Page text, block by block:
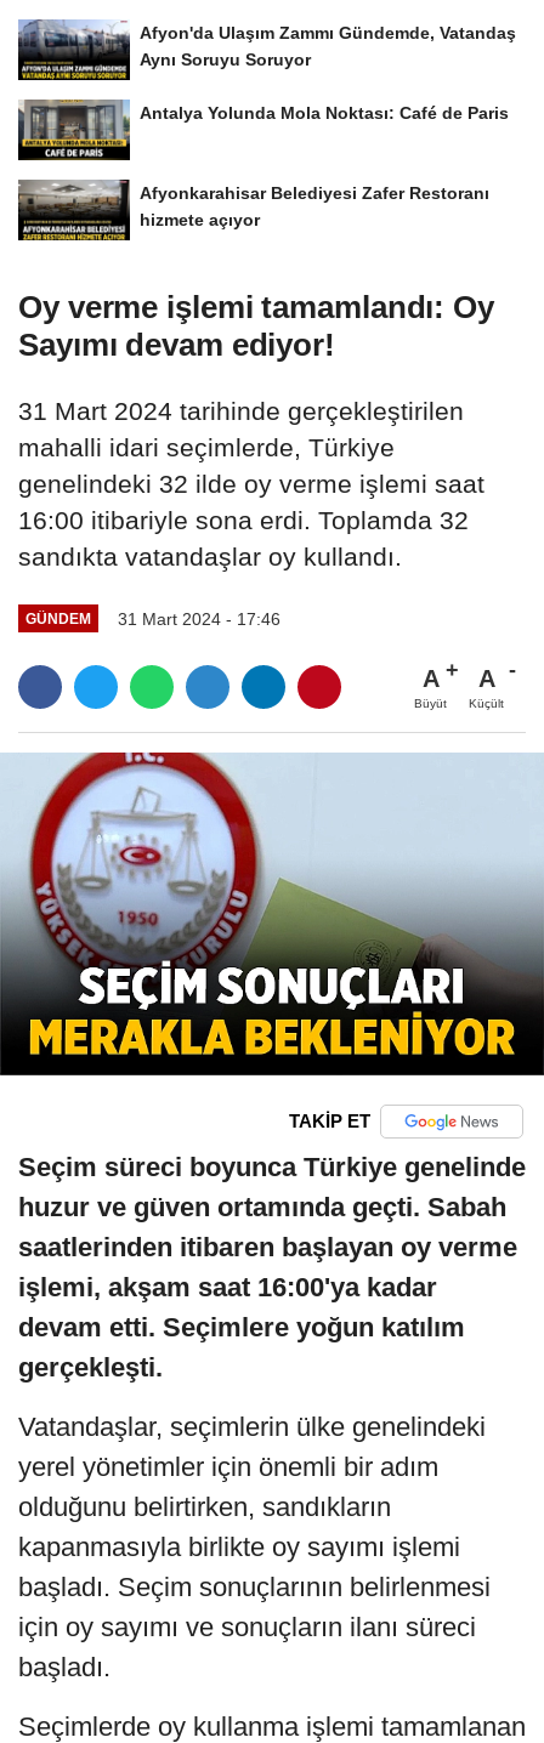
Afyon'da Ulaşım Zammı Gündemde, Vatandaş
Aynı Soruyu Soruyor
Antalya Yolunda Mola Noktası: Café de Paris
Afyonkarahisar Belediyesi Zafer Restoranı
hizmete açıyor
Oy verme işlemi tamamlandı: Oy
Sayımı devam ediyor!
31 Mart 2024 tarihinde gerçekleştirilen
mahalli idari seçimlerde, Türkiye
genelindeki 32 ilde oy verme işlemi saat
16:00 itibariyle sona erdi. Toplamda 32
sandıkta vatandaşlar oy kullandı.
GÜNDEM 31 Mart 2024 - 17:46
A
Büyüt
A
Küçült
TAKİP ET
Seçim süreci boyunca Türkiye genelinde
huzur ve güven ortamında geçti. Sabah
saatlerinden itibaren başlayan oy verme
işlemi, akşam saat 16:00'ya kadar
devam etti. Seçimlere yoğun katılım
gerçekleşti.
Vatandaşlar, seçimlerin ülke genelindeki
yerel yönetimler için önemli bir adım
olduğunu belirtirken, sandıkların
kapanmasıyla birlikte oy sayımı işlemi
başladı. Seçim sonuçlarının belirlenmesi
için oy sayımı ve sonuçların ilanı süreci
başladı.
Seçimlerde oy kullanma işlemi tamamlanan